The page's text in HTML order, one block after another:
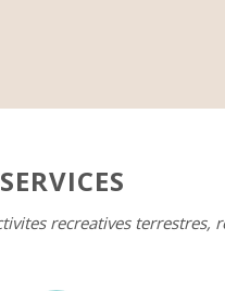
SERVICES
recreatives terrestres,